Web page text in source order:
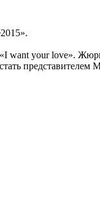
want your love».